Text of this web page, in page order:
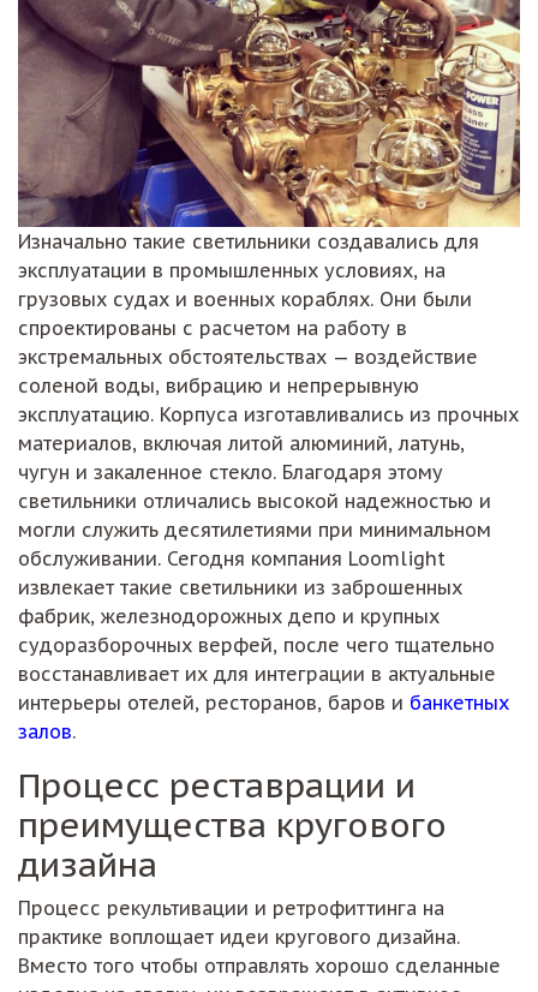
Изначально такие светильники создавались для
эксплуатации в промышленных условиях, на
грузовых судах и военных кораблях. Они были
спроектированы с расчетом на работу в
экстремальных обстоятельствах — воздействие
соленой воды, вибрацию и непрерывную
эксплуатацию. Корпуса изготавливались из прочных
материалов, включая литой алюминий, латунь,
чугун и закаленное стекло. Благодаря этому
светильники отличались высокой надежностью и
могли служить десятилетиями при минимальном
обслуживании. Сегодня компания Loomlight
извлекает такие светильники из заброшенных
фабрик, железнодорожных депо и крупных
судоразборочных верфей, после чего тщательно
восстанавливает их для интеграции в актуальные
интерьеры отелей, ресторанов, баров и банкетных
залов.
Процесс реставрации и
преимущества кругового
дизайна
Процесс рекультивации и ретрофиттинга на
практике воплощает идеи кругового дизайна.
Вместо того чтобы отправлять хорошо сделанные